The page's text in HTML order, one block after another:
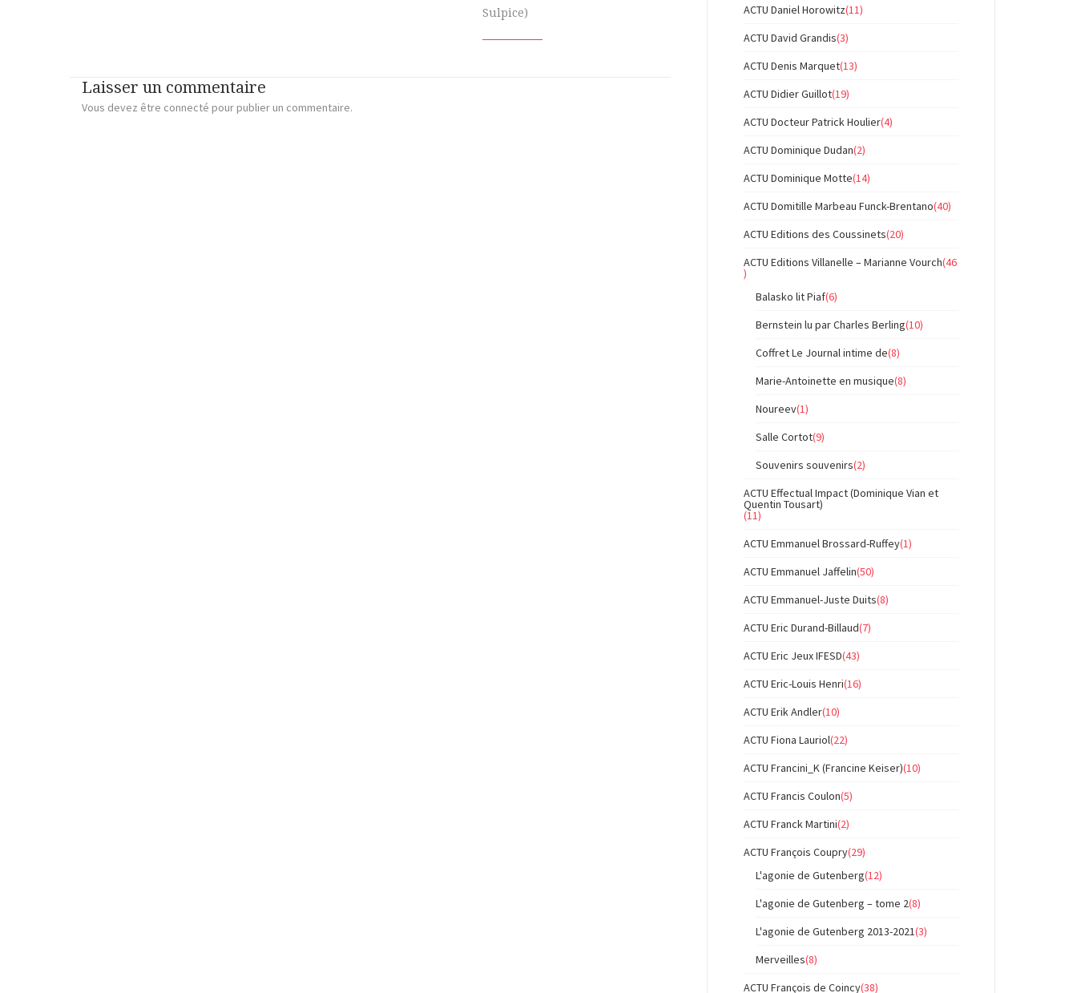
Sulpice)
Laisser un commentaire
Vous devez être connecté pour publier un commentaire.
ACTU Daniel Horowitz(11)
ACTU David Grandis(3)
ACTU Denis Marquet(13)
ACTU Didier Guillot(19)
ACTU Docteur Patrick Houlier(4)
ACTU Dominique Dudan(2)
ACTU Dominique Motte(14)
ACTU Domitille Marbeau Funck-Brentano(40)
ACTU Editions des Coussinets(20)
ACTU Editions Villanelle – Marianne Vourch(46
)
Balasko lit Piaf(6)
Bernstein lu par Charles Berling(10)
Coffret Le Journal intime de(8)
Marie-Antoinette en musique(8)
Noureev(1)
Salle Cortot(9)
Souvenirs souvenirs(2)
ACTU Effectual Impact (Dominique Vian et
Quentin Tousart)
(11)
ACTU Emmanuel Brossard-Ruffey(1)
ACTU Emmanuel Jaffelin(50)
ACTU Emmanuel-Juste Duits(8)
ACTU Eric Durand-Billaud(7)
ACTU Eric Jeux IFESD(43)
ACTU Eric-Louis Henri(16)
ACTU Erik Andler(10)
ACTU Fiona Lauriol(22)
ACTU Francini_K (Francine Keiser)(10)
ACTU Francis Coulon(5)
ACTU Franck Martini(2)
ACTU François Coupry(29)
L'agonie de Gutenberg(12)
L'agonie de Gutenberg – tome 2(8)
L'agonie de Gutenberg 2013-2021(3)
Merveilles(8)
ACTU François de Coincy(38)